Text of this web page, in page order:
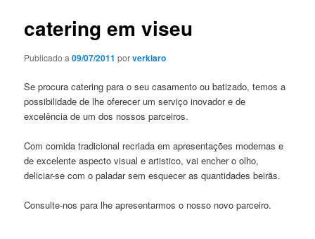
catering em viseu
Publicado a09/07/2011 porverklaro
Se procura catering para o seu casamento ou batizado, temos a
possibilidade de lhe oferecer um serviço inovador e de
excelência de um dos nossos parceiros.
Com comida tradicional recriada em apresentações modernas e
de excelente aspecto visual e artistico, vai encher o olho,
deliciar-se com o paladar sem esquecer as quantidades beirãs.
Consulte-nos para lhe apresentarmos o nosso novo parceiro.